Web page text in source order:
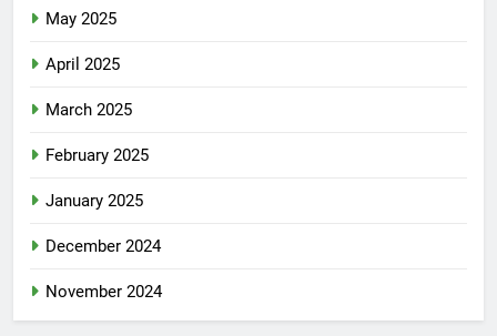
May 2025
April 2025
March 2025
February 2025
January 2025
December 2024
November 2024